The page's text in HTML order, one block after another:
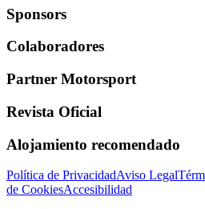
Sponsors
Colaboradores
Partner Motorsport
Revista Oficial
Alojamiento recomendado
Política de PrivacidadAviso Legal
de CookiesAccesibilidad